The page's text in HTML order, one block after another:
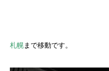
札幌まで移動です。